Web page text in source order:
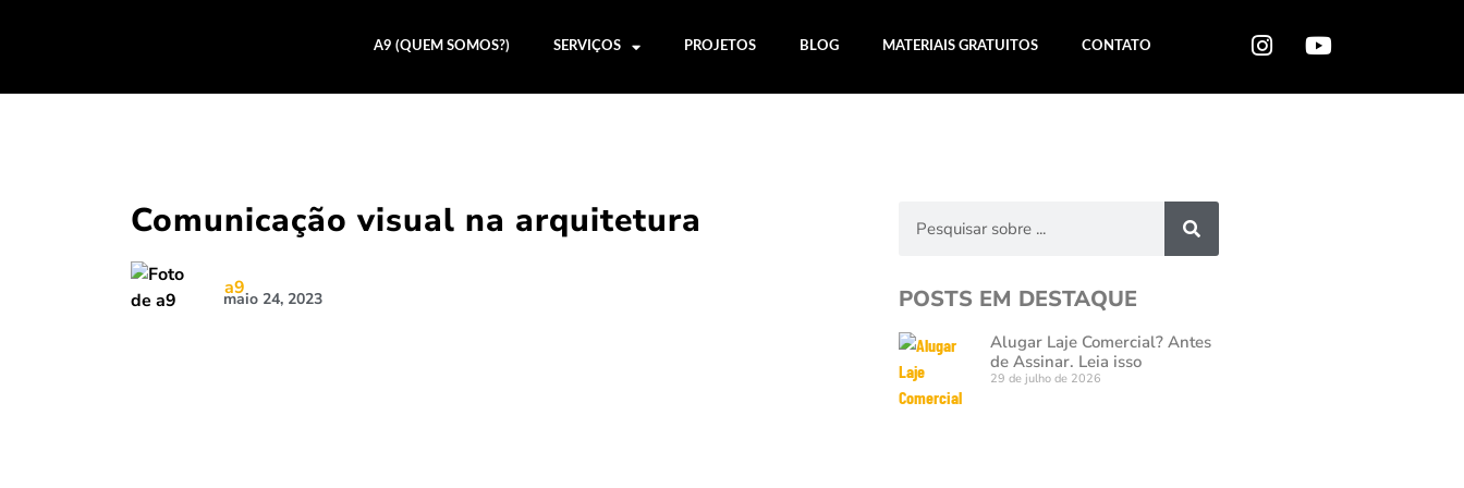
A9 (QUEM SOMOS?) SERVIÇOS PROJETOS BLOG MATERIAIS GRATUITOS CONTATO
Comunicação visual na arquitetura
a9
maio 24, 2023 POSTS EM DESTAQUE
Alugar Laje Comercial? Antes
de Assinar. Leia isso
29 de julho de 2026